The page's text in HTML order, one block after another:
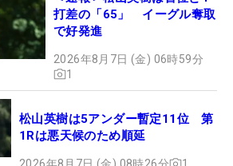
打差の「65」 イーグル奪取
で好発進
2026年8月7日 (金) 06時59分
1
松山英樹は5アンダー暫定11位 第
1Rは悪天候のため順延
2026年8月7日 (金) 08時26分 1